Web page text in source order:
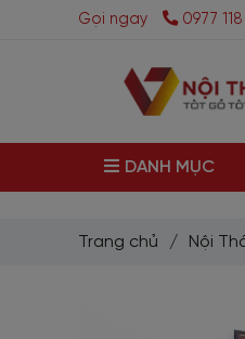
Gọi ngay 0977
DANH MỤC
Trang chủ / Nội